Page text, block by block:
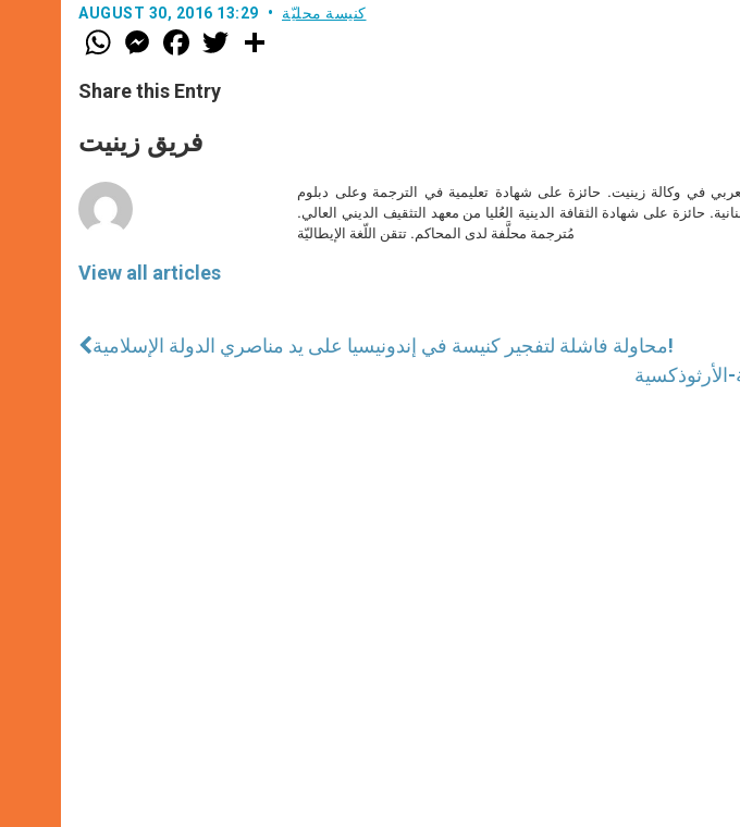
AUGUST 30, 2016 13:29 كنيسة محليّة
W
h
t
s
p
p
M
e
s
e
g
e
F
a
e
b
o
k
w
Share this Entry
فريق زينيت
View all articles
في وكالة زينيت. حائزة على شهادة تعليمية في الترجمة وعلى دبلوم
حائزة على شهادة الثقافة الدينية العُليا من معهد التثقيف الديني العالي.
مُترجمة محلَّفة لدى المحاكم. تتقن اللّغة الإيطاليّة
محاولة فاشلة لتفجير كنيسة في إندونيسيا على يد مناصري الدولة الإسلامية!
الأرثوذكسية